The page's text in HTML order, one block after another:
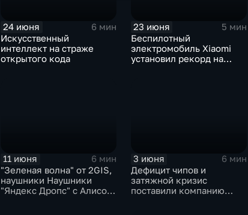
24 июня
6 мин
Искусственный
интеллект на страже
открытого кода
23 июня
5 мин
Беспилотный
электромобиль Xiaomi
установил рекорд на
11 июня
6 мин
"Зеленая волна" от 2GIS,
наушники Наушники
"Яндекс Дропс" с Алисой
3 июня
6 мин
Дефицит чипов и
затяжной кризис
поставили компанию